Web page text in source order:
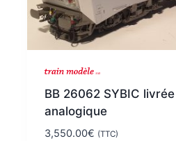
BB 26062 SYBIC
analogique
3,550.00€ (TTC)